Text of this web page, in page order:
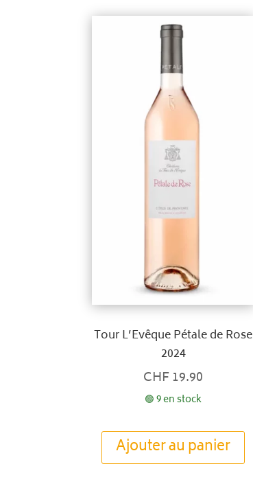
Tour L’Evêque Pétale de Rose
2024
CHF19.90
🟢 9 en stock
Ajouter au panier